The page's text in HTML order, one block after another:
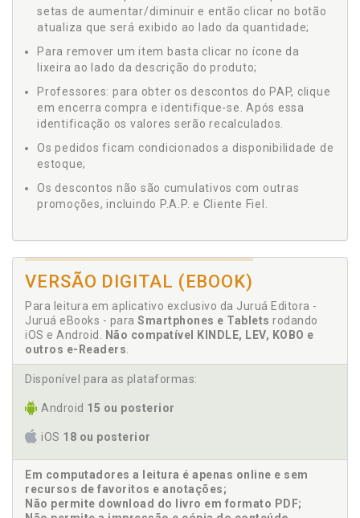
setas de aumentar/diminuir e então clicar no botão
atualiza que será exibido ao lado da quantidade;
Para remover um item basta clicar no ícone da
lixeira ao lado da descrição do produto;
Professores: para obter os descontos do PAP, clique
em encerra compra e identifique-se. Após essa
identificação os valores serão recalculados.
Os pedidos ficam condicionados a disponibilidade de
estoque;
Os descontos não são cumulativos com outras
promoções, incluindo P.A.P. e Cliente Fiel.
VERSÃO DIGITAL (EBOOK)
Para leitura em aplicativo exclusivo da Juruá Editora -
Juruá eBooks - para Smartphones e Tablets rodando
iOS e Android.
Não compatível KINDLE, LEV, KOBO e
outros e-Readers
Disponível para as plataformas:
Android 15 ou posterior
iOS 18 ou posterior
Em computadores a leitura é apenas online e sem
recursos de favoritos e anotações;
Não permite download do livro em formato PDF;